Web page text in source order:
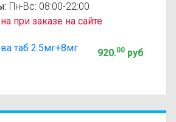
Пн-Вс: 08:00-22:00
при заказе на сайте
таб 2.5мг+8мг
920.00руб